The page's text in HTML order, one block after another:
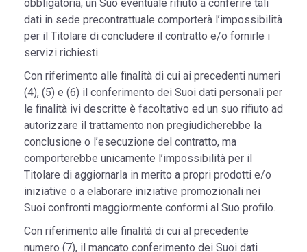
obbligatoria; un Suo eventuale rifiuto a conferire tali
dati in sede precontrattuale comporterà l’impossibilità
per il Titolare di concludere il contratto e/o fornirle i
servizi richiesti.
Con riferimento alle finalità di cui ai precedenti numeri
(4), (5) e (6) il conferimento dei Suoi dati personali per
le finalità ivi descritte è facoltativo ed un suo rifiuto ad
autorizzare il trattamento non pregiudicherebbe la
conclusione o l’esecuzione del contratto, ma
comporterebbe unicamente l’impossibilità per il
Titolare di aggiornarla in merito a propri prodotti e/o
iniziative o a elaborare iniziative promozionali nei
Suoi confronti maggiormente conformi al Suo profilo.
Con riferimento alle finalità di cui al precedente
numero (7), il mancato conferimento dei Suoi dati